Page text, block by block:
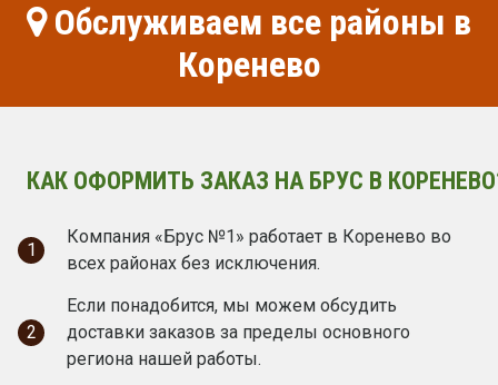
Обслуживаем все районы в
Коренево
КАК ОФОРМИТЬ ЗАКАЗ НА БРУС В
1
Компания «Брус №1» работает в Коренево во
всех районах без исключения.
2
Если понадобится, мы можем обсудить
доставки заказов за пределы основного
региона нашей работы.